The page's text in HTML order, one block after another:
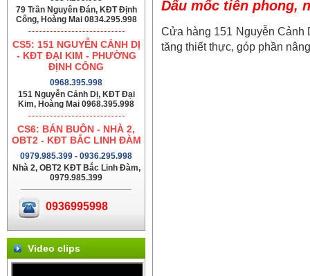
79 Trần Nguyên Đán, KĐT Định
Công, Hoàng Mai 0834.295.998
CS5: 151 NGUYỄN CẢNH DỊ
- KĐT ĐẠI KIM - PHƯỜNG
ĐỊNH CÔNG
0968.395.998
151 Nguyễn Cảnh Dị, KĐT Đại
Kim, Hoàng Mai 0968.395.998
CS6: BÁN BUÔN - NHÀ 2,
OBT2 - KĐT BẮC LINH ĐÀM
0979.985.399 - 0936.295.998
Nhà 2, OBT2 KĐT Bắc Linh Đàm,
0979.985.399
0936995998
Video clips
Dấu mốc tiên phong,
Cửa hàng 151 Nguyễn Cảnh
tăng thiết thực, góp phần